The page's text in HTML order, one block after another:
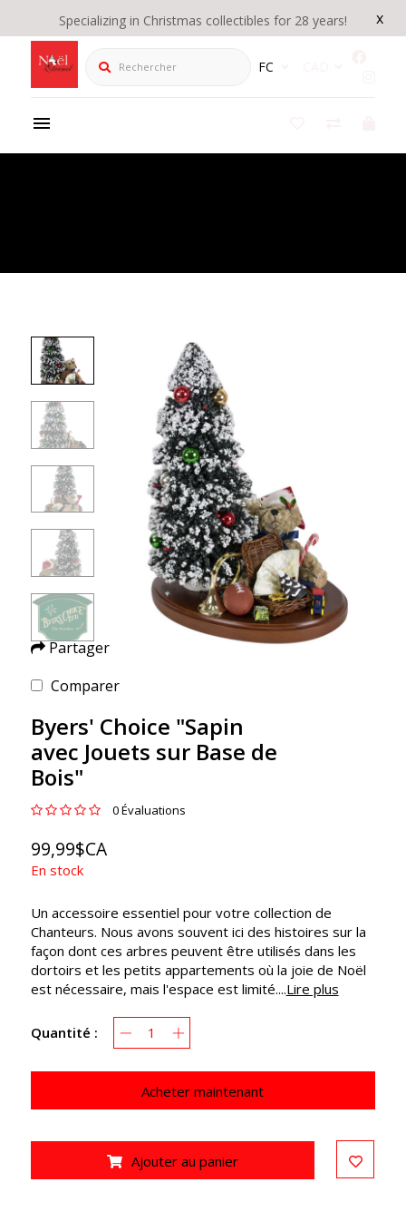
x
Specializing in Christmas collectibles for 28 years!
Rechercher FC
Partager
Comparer
Byers' Choice "Sapin
avec Jouets sur Base de
Bois"
0 Évaluations
99,99$CA
En stock
Un accessoire essentiel pour votre collection de
Chanteurs. Nous avons souvent ici des histoires sur la
façon dont ces arbres peuvent être utilisés dans les
dortoirs et les petits appartements où la joie de Noël
est nécessaire, mais l'espace est limité....Lire plus
Quantité :
Acheter maintenant
Ajouter au panier